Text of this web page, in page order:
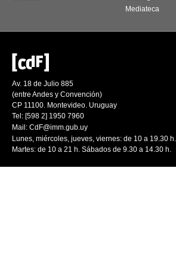
Mediateca
Av. 18 de Julio 885
(entre Andes y Convención)
CP 11100. Montevideo. Uruguay
Tel: [598 2] 1950 7960
Mail: CdF@imm.gub.uy
Lunes, miércoles, jueves, viernes: de 10 a 19.30 h.
Martes: de 10 a 21 h. Sábados de 9.30 a 14.30 h.